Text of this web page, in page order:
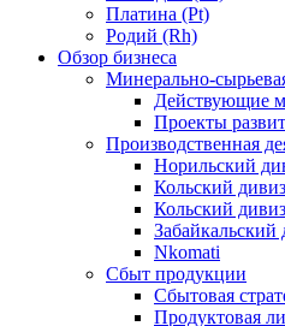
Платина (Pt)
Родий (Rh)
Обзор бизнеса
Минерально-
Действующие
Проекты
Производственная
Норильский
Кольский
Кольский
Забайкальский
Nkomati
Сбыт продукции
Сбытовая
Продуктовая